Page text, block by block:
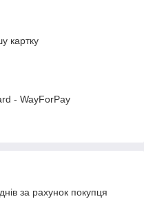
картку
- WayForPay
за рахунок покупця